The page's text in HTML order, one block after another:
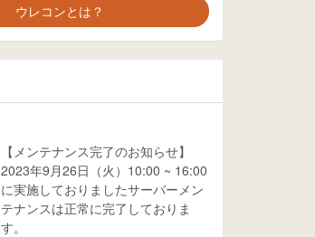
ウレコンとは？
【メンテナンス完了のお知らせ】
2023年9月26日（火）10:00 ~ 16:00
に実施しておりましたサーバーメン
テナンスは正常に完了しておりま
す。